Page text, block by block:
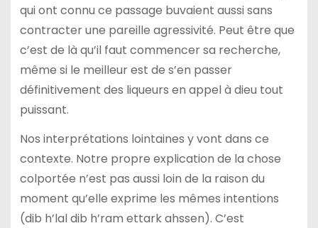
qui ont connu ce passage buvaient aussi sans
contracter une pareille agressivité. Peut être que
c’est de là qu’il faut commencer sa recherche,
même si le meilleur est de s’en passer
définitivement des liqueurs en appel à dieu tout
puissant.
Nos interprétations lointaines y vont dans ce
contexte. Notre propre explication de la chose
colportée n’est pas aussi loin de la raison du
moment qu’elle exprime les mêmes intentions
(dib h’lal dib h’ram ettark ahssen). C’est